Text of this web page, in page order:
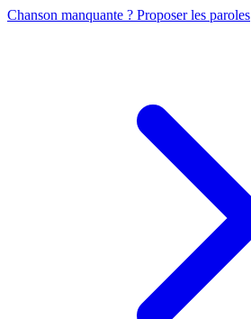
Chanson manquante ? Proposer les paroles